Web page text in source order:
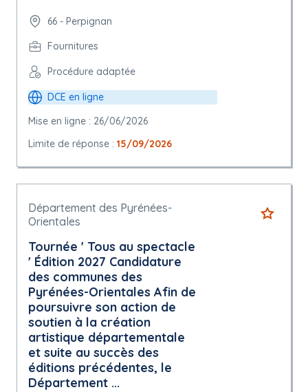
66 - Perpignan
Fournitures
Procédure adaptée
DCE en ligne
Mise en ligne : 26/06/2026
Limite de réponse : 15/09/2026
Département des Pyrénées-
Orientales
Tournée ' Tous au spectacle
' Édition 2027 Candidature
des communes des
Pyrénées-Orientales Afin de
poursuivre son action de
soutien à la création
artistique départementale
et suite au succès des
éditions précédentes, le
Département ...